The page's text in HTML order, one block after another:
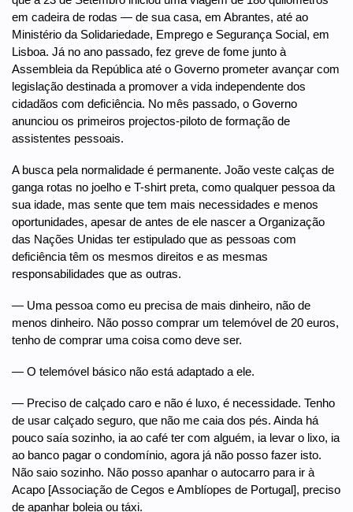
em cadeira de rodas — de sua casa, em Abrantes, até ao
Ministério da Solidariedade, Emprego e Segurança Social, em
Lisboa. Já no ano passado, fez greve de fome junto à
Assembleia da República até o Governo prometer avançar com
legislação destinada a promover a vida independente dos
cidadãos com deficiência. No mês passado, o Governo
anunciou os primeiros projectos-piloto de formação de
assistentes pessoais.
A busca pela normalidade é permanente. João veste calças de
ganga rotas no joelho e T-shirt preta, como qualquer pessoa da
sua idade, mas sente que tem mais necessidades e menos
oportunidades, apesar de antes de ele nascer a Organização
das Nações Unidas ter estipulado que as pessoas com
deficiência têm os mesmos direitos e as mesmas
responsabilidades que as outras.
— Uma pessoa como eu precisa de mais dinheiro, não de
menos dinheiro. Não posso comprar um telemóvel de 20 euros,
tenho de comprar uma coisa como deve ser.
— O telemóvel básico não está adaptado a ele.
— Preciso de calçado caro e não é luxo, é necessidade. Tenho
de usar calçado seguro, que não me caia dos pés. Ainda há
pouco saía sozinho, ia ao café ter com alguém, ia levar o lixo, ia
ao banco pagar o condomínio, agora já não posso fazer isto.
Não saio sozinho. Não posso apanhar o autocarro para ir à
Acapo [Associação de Cegos e Amblíopes de Portugal], preciso
de apanhar boleia ou táxi.